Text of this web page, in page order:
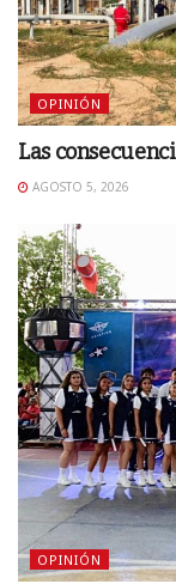
OPINIÓN
Las
AGOSTO 5, 2026
OPINIÓN